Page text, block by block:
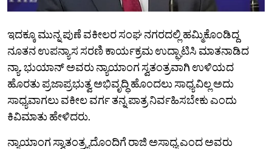
ಇದಕ್ಕೂ ಮುನ್ನ ಪುಣೆ ವಕೀಲರ ಸಂಘ ನಗರದಲ್ಲಿ ಹಮ್ಮಿಕೊಂಡಿದ್ದ
ನೂತನ ಉಪನ್ಯಾಸ ಸರಣಿ ಕಾರ್ಯಕ್ರಮ ಉದ್ಘಾಟಿಸಿ ಮಾತನಾಡಿದ
ನ್ಯಾ. ಭುಯಾನ್‌ ಅವರು ನ್ಯಾಯಾಂಗ ಸ್ವತಂತ್ರವಾಗಿ ಉಳಿಯದ
ಹೊರತು ಪ್ರಜಾಪ್ರಭುತ್ವ ಅಭಿವೃದ್ಧಿ ಹೊಂದಲು ಸಾಧ್ಯವಿಲ್ಲ ಅದು
ಸಾಧ್ಯವಾಗಲು ವಕೀಲ ವರ್ಗ ತನ್ನ ಪಾತ್ರ ನಿರ್ವಹಿಸಬೇಕು ಎಂದು
ಕಿವಿಮಾತು ಹೇಳಿದರು.
ನ್ಯಾಯಾಂಗ ಸ್ವಾತಂತ್ರ್ಯದೊಂದಿಗೆ ರಾಜಿ ಅಸಾಧ್ಯ ಎಂದ ಅವರು